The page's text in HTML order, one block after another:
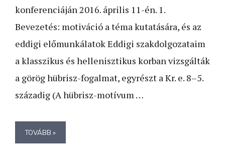
konferenciáján 2016. április 11-én. 1.
Bevezetés: motiváció a téma kutatására, és az
eddigi előmunkálatok Eddigi szakdolgozataim
a klasszikus és hellenisztikus korban vizsgálták
a görög hübrisz-fogalmat, egyrészt a Kr. e. 8–5.
századig (A hübrisz-motívum …
TOVÁBB »